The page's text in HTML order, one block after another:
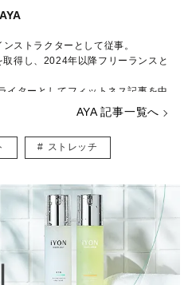
AYA
ストラクターとして従事。
得し、2024年以降フリーランスと
イターとしてフィットネス記事を中
ことを目指している。
AYA 記事一覧へ
ストレッチ